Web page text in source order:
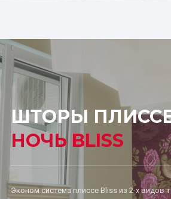
ШТОРЫ
НОЧЬ BLISS
Эконом система плиссе Bliss из 2-х видов